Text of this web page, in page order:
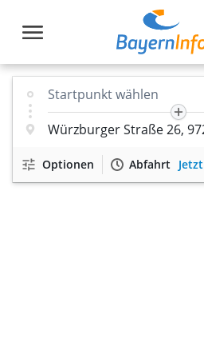
Optionen Abfahrt Jetzt